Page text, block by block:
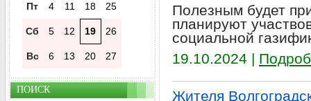
Полезным будет
планируют
социальной
19.10.2024 |
Жителя
Пт 4 11 18 25
Сб 5 12 19 26
Вс 6 13 20 27
ПОИСК